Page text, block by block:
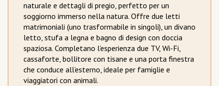
naturale e dettagli di pregio, perfetto per un
soggiorno immerso nella natura. Offre due letti
matrimoniali (uno trasformabile in singoli), un divano
letto, stufa a legna e bagno di design con doccia
spaziosa. Completano l’esperienza due TV, Wi-Fi,
cassaforte, bollitore con tisane e una porta finestra
che conduce all’esterno, ideale per famiglie e
viaggiatori con animali.